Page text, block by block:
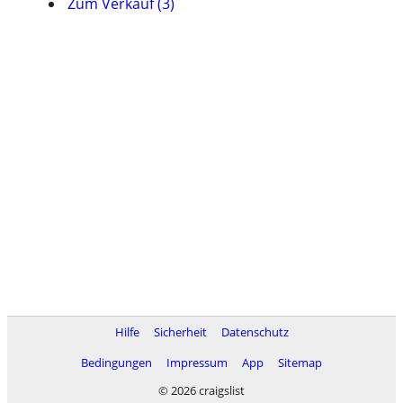
Hilfe Sicherheit
Datenschutz
Bedingungen
Impressum App
Sitemap
© 2026 craigslist